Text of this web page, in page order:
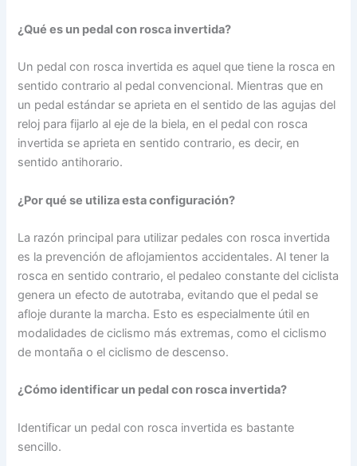
¿Qué es un pedal con rosca invertida?
Un pedal con rosca invertida es aquel que tiene la rosca en
sentido contrario al pedal convencional. Mientras que en
un pedal estándar se aprieta en el sentido de las agujas del
reloj para fijarlo al eje de la biela, en el pedal con rosca
invertida se aprieta en sentido contrario, es decir, en
sentido antihorario.
¿Por qué se utiliza esta configuración?
La razón principal para utilizar pedales con rosca invertida
es la prevención de aflojamientos accidentales. Al tener la
rosca en sentido contrario, el pedaleo constante del ciclista
genera un efecto de autotraba, evitando que el pedal se
afloje durante la marcha. Esto es especialmente útil en
modalidades de ciclismo más extremas, como el ciclismo
de montaña o el ciclismo de descenso.
¿Cómo identificar un pedal con rosca invertida?
Identificar un pedal con rosca invertida es bastante
sencillo.